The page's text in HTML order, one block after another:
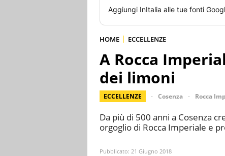
Aggiungi InItalia alle tue fonti
HOME ECCELLENZE
A Rocca
dei limoni
ECCELLENZE Cosenza Rocca
Da più di 500 anni a Cosenza
orgoglio di Rocca Imperiale e
Pubblicato: 21 Giugno 2018